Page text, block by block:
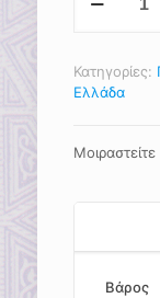
Κατηγορίες:
Ελλάδα
Μοιραστείτε
Βάρος